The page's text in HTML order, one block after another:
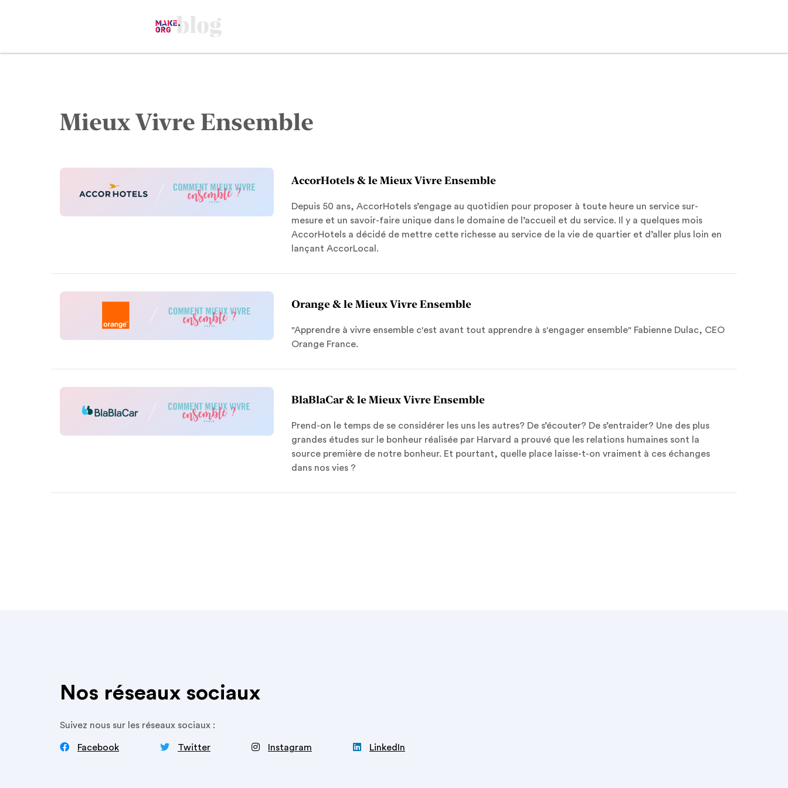
Mieux Vivre Ensemble
AccorHotels & le Mieux Vivre Ensemble
Depuis 50 ans, AccorHotels s’engage au quotidien pour proposer à toute heure un service sur-
mesure et un savoir-faire unique dans le domaine de l’accueil et du service. Il y a quelques mois
AccorHotels a décidé de mettre cette richesse au service de la vie de quartier et d’aller plus loin en
lançant AccorLocal.
Orange & le Mieux Vivre Ensemble
"Apprendre à vivre ensemble c'est avant tout apprendre à s'engager ensemble" Fabienne Dulac, CEO
Orange France.
BlaBlaCar & le Mieux Vivre Ensemble
Prend-on le temps de se considérer les uns les autres? De s’écouter? De s’entraider? Une des plus
grandes études sur le bonheur réalisée par Harvard a prouvé que les relations humaines sont la
source première de notre bonheur. Et pourtant, quelle place laisse-t-on vraiment à ces échanges
dans nos vies ?
Nos réseaux sociaux
Suivez nous sur les réseaux sociaux :
 Facebook  Twitter ‍ Instagram  LinkedIn